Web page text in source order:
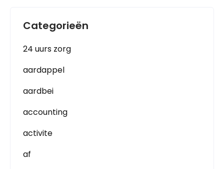
Categorieën
24 uurs zorg
aardappel
aardbei
accounting
activite
af